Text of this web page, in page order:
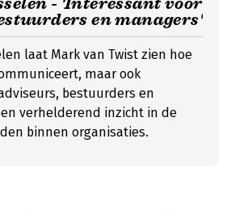
en managers'
laat Mark van Twist zien hoe
maar ook
bestuurders en
verhelderend inzicht in de
binnen organisaties.